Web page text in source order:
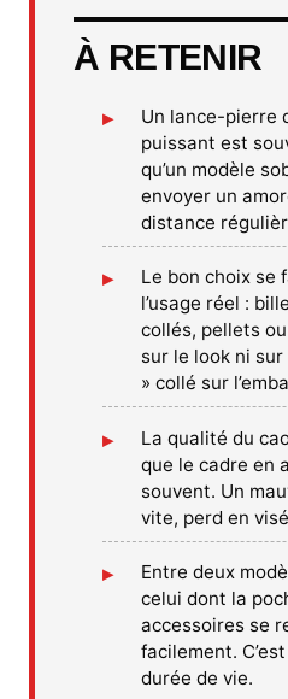
À RETENIR
Un lance-pierre
puissant est
qu’un modèle
envoyer un
distance
Le bon choix se
l’usage réel :
collés, pellets
sur le look ni
» collé sur
La qualité du
que le cadre en
souvent. Un
vite, perd en
Entre deux
celui dont la
accessoires se
facilement.
durée de vie.